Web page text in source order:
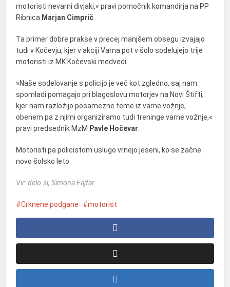
motoristi nevarni divjaki,« pravi pomočnik komandirja na PP
Ribnica Marjan Cimprič.
Ta primer dobre prakse v precej manjšem obsegu izvajajo
tudi v Kočevju, kjer v akciji Varna pot v šolo sodelujejo trije
motoristi iz MK Kočevski medvedi.
»Naše sodelovanje s policijo je več kot zgledno, saj nam
spomladi pomagajo pri blagoslovu motorjev na Novi Štifti,
kjer nam razložijo posamezne teme iz varne vožnje,
obenem pa z njimi organiziramo tudi treninge varne vožnje,«
pravi predsednik MzM Pavle Hočevar.
Motoristi pa policistom uslugo vrnejo jeseni, ko se začne
novo šolsko leto.
Vir: delo.si, Simona Fajfar
Crknene podgane motorist